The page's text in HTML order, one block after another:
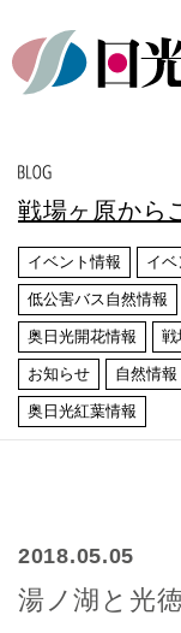
戦場ヶ原から
イベント情報 イ
低公害バス自然情報
奥日光開花情報 戦
お知らせ 自然情報
奥日光紅葉情報
2018.05.05
湯ノ湖と光